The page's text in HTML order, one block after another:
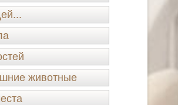
животные